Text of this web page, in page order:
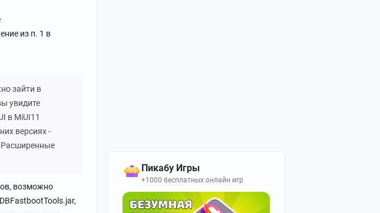
Пикабу Игры
+1000 бесплатных онлайн игр
из п. 1 в
зайти в
увидите
в MiUI11
версиях -
Расширенные
возможно